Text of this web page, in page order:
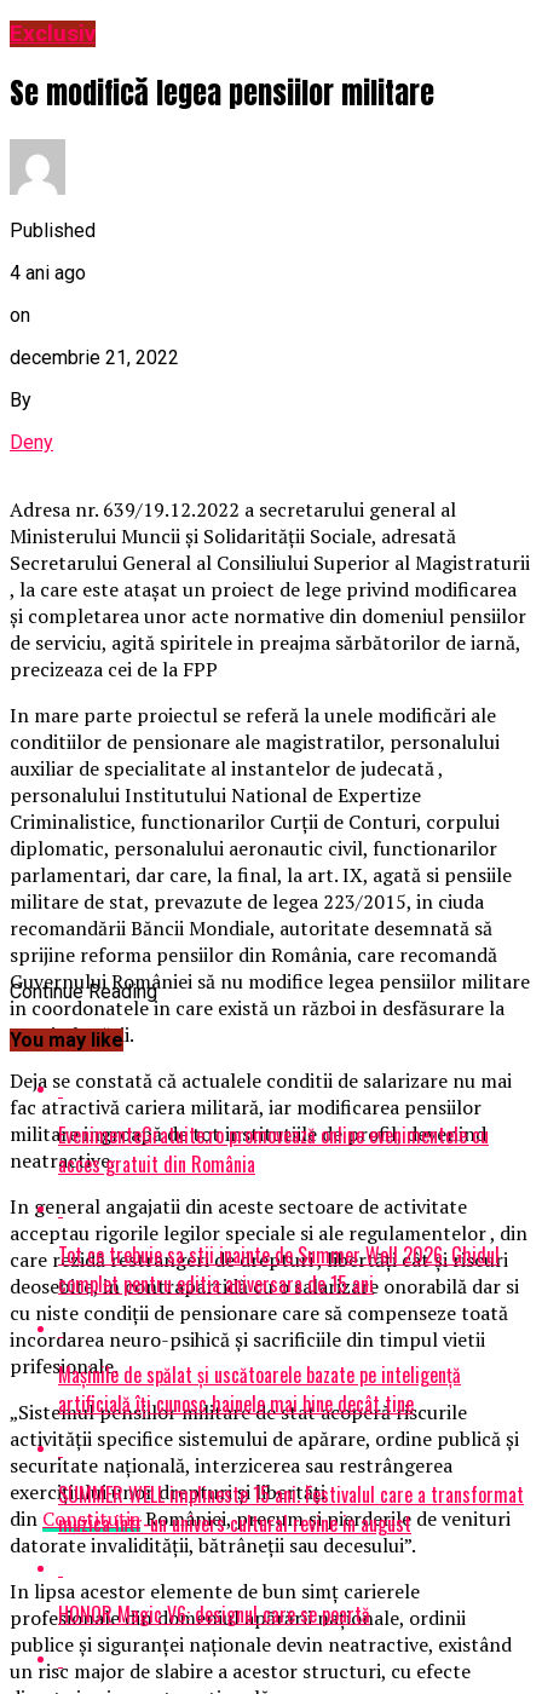
Exclusiv
Se modifică legea pensiilor militare
Published
4 ani ago
on
decembrie 21, 2022
By
Deny
Adresa nr. 639/19.12.2022 a secretarului general al
Ministerului Muncii și Solidarității Sociale, adresată
Secretarului General al Consiliului Superior al Magistraturii
, la care este atașat un proiect de lege privind modificarea
și completarea unor acte normative din domeniul pensiilor
de serviciu, agită spiritele in preajma sărbătorilor de iarnă,
precizeaza cei de la FPP
In mare parte proiectul se referă la unele modificări ale
conditiilor de pensionare ale magistratilor, personalului
auxiliar de specialitate al instantelor de judecată ,
personalului Institutului National de Expertize
Criminalistice, functionarilor Curții de Conturi, corpului
diplomatic, personalului aeronautic civil, functionarilor
parlamentari, dar care, la final, la art. IX, agată si pensiile
militare de stat, prevazute de legea 223/2015, in ciuda
recomandării Băncii Mondiale, autoritate desemnată să
sprijine reforma pensiilor din România, care recomandă
Guvernului României să nu modifice legea pensiilor militare
in coordonatele in care există un război in desfăsurare la
granițele tării.
Deja se constată că actualele conditii de salarizare nu mai
fac atractivă cariera militară, iar modificarea pensiilor
militare ingroapă de tot institutiile de profil, devenind
neatractive.
In general angajatii din aceste sectoare de activitate
acceptau rigorile legilor speciale si ale regulamentelor , din
care rezidă restrangeri de drepturi , libertăți cât și riscuri
deosebite, in contrapartidă cu o salarizare onorabilă dar si
cu niste condiții de pensionare care să compenseze toată
incordarea neuro-psihică și sacrificiile din timpul vietii
prifesionale.
„Sistemul pensiilor militare de stat acoperă riscurile
activităţii specifice sistemului de apărare, ordine publică şi
securitate naţională, interzicerea sau restrângerea
exerciţiului unor drepturi şi libertăţi
din ConstituţiaRomâniei, precum şi pierderile de venituri
datorate invalidităţii, bătrâneţii sau decesului”.
In lipsa acestor elemente de bun simț carierele
profesionale din domeniul apărării naționale, ordinii
publice și siguranței naționale devin neatractive, existând
un risc major de slabire a acestor structuri, cu efecte
Continue Reading
You may like
EvenimenteGratuite.ro promovează online evenimentele cu
acces gratuit din România
Tot ce trebuie sa stii inainte de Summer Well 2026. Ghidul
complet pentru editia aniversara de 15 ani
Mașinile de spălat și uscătoarele bazate pe inteligență
artificială îți cunosc hainele mai bine decât tine
SUMMER WELL implineste 15 ani. Festivalul care a transformat
muzica intr-un univers cultural revine in august
HONOR Magic V6: designul care se poartă